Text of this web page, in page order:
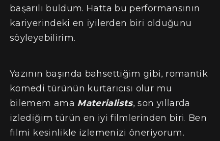
başarılı buldum. Hatta bu performansının
kariyerindeki en iyilerden biri olduğunu
söyleyebilirim.
Yazının başında bahsettiğim gibi, romantik
komedi türünün kurtarıcısı olur mu
bilemem ama Materialists, son yıllarda
izlediğim türün en iyi filmlerinden biri. Ben
filmi kesinlikle izlemenizi öneriyorum.